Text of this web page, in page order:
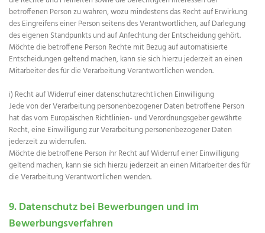
betroffenen Person zu wahren, wozu mindestens das Recht auf Erwirkung
des Eingreifens einer Person seitens des Verantwortlichen, auf Darlegung
des eigenen Standpunkts und auf Anfechtung der Entscheidung gehört.
Möchte die betroffene Person Rechte mit Bezug auf automatisierte
Entscheidungen geltend machen, kann sie sich hierzu jederzeit an einen
Mitarbeiter des für die Verarbeitung Verantwortlichen wenden.
i) Recht auf Widerruf einer datenschutzrechtlichen Einwilligung
Jede von der Verarbeitung personenbezogener Daten betroffene Person
hat das vom Europäischen Richtlinien- und Verordnungsgeber gewährte
Recht, eine Einwilligung zur Verarbeitung personenbezogener Daten
jederzeit zu widerrufen.
Möchte die betroffene Person ihr Recht auf Widerruf einer Einwilligung
geltend machen, kann sie sich hierzu jederzeit an einen Mitarbeiter des für
die Verarbeitung Verantwortlichen wenden.
9. Datenschutz bei Bewerbungen und im
Bewerbungsverfahren